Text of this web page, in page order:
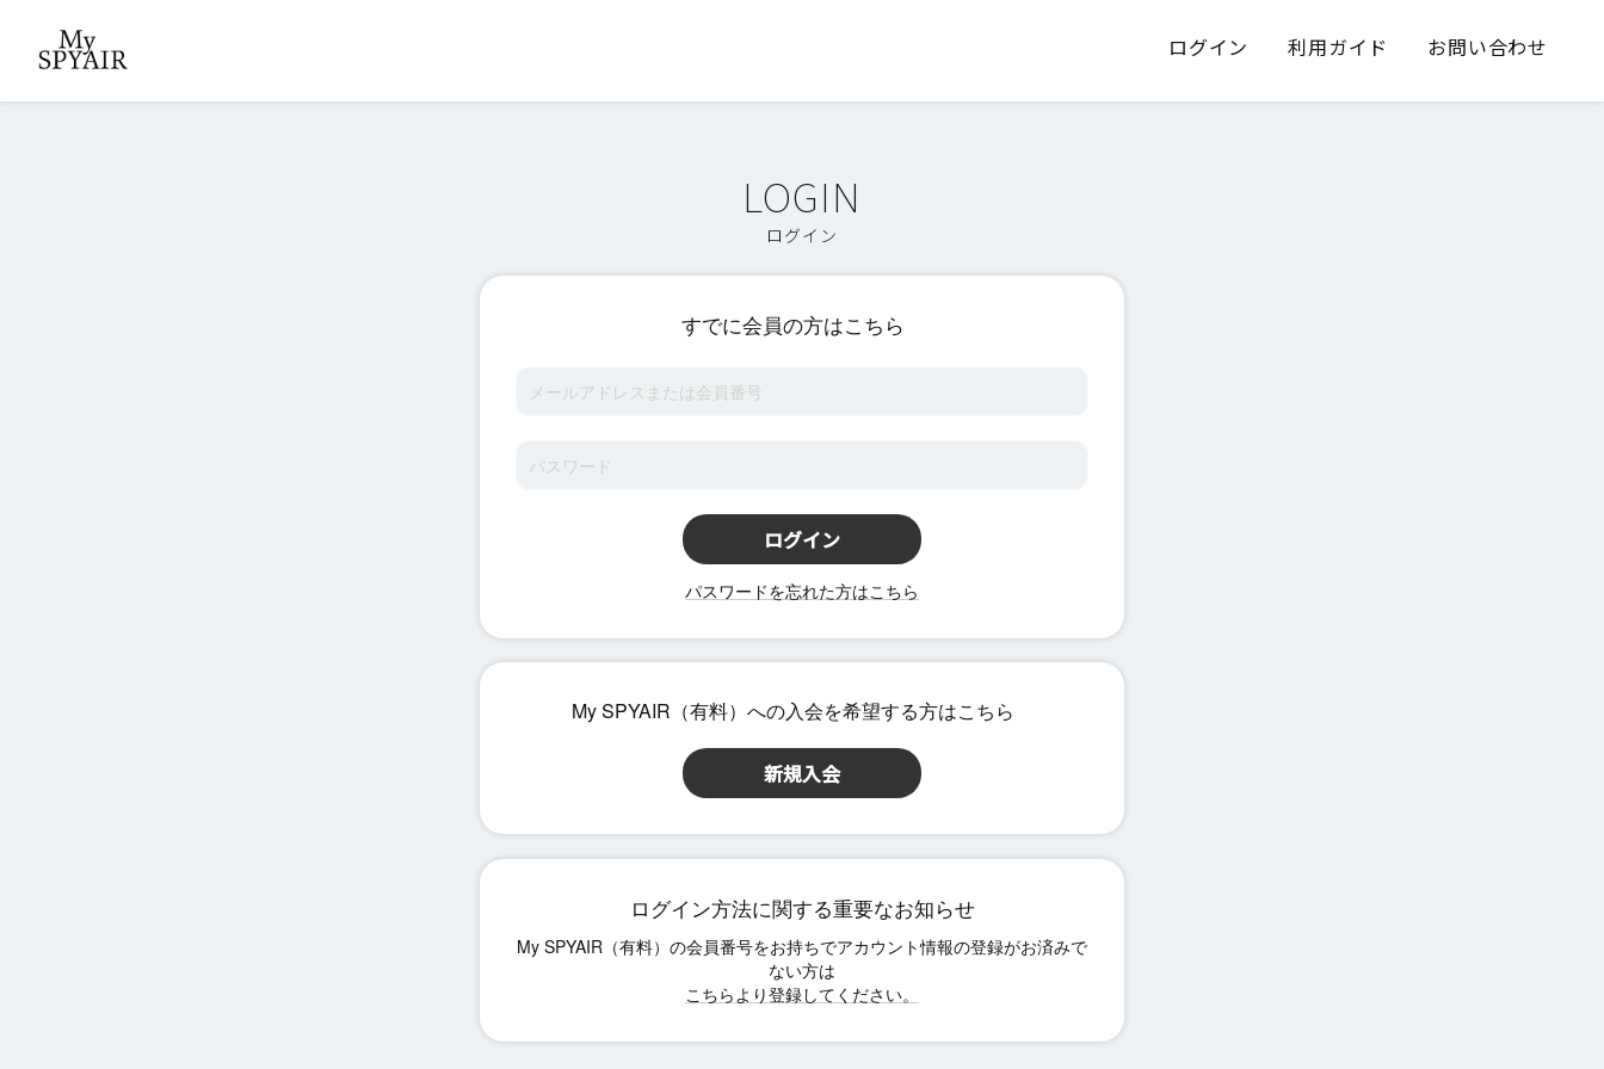
ログイン
すでに会員の方はこちら
パスワードを忘れた方はこちら
ログイン方法に関する重要なお知らせ
こちらより登録してください。